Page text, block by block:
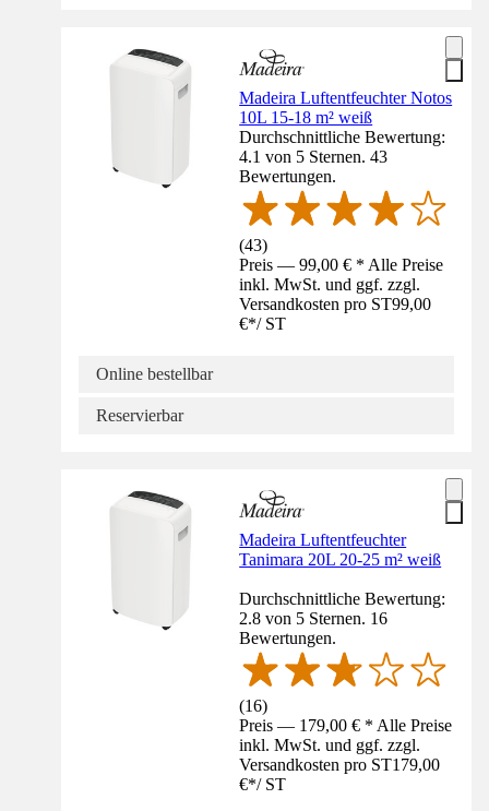
Madeira Luftentfeuchter Notos
10L 15-18 m² weiß
Durchschnittliche Bewertung:
4.1 von 5 Sternen. 43
Bewertungen.
(43)
Preis — 99,00 € * Alle Preise
inkl. MwSt. und ggf. zzgl.
Versandkosten pro ST99,00
€*/ ST
Online bestellbar
Reservierbar
Madeira Luftentfeuchter
Tanimara 20L 20-25 m² weiß
Durchschnittliche Bewertung:
2.8 von 5 Sternen. 16
Bewertungen.
(16)
Preis — 179,00 € * Alle Preise
inkl. MwSt. und ggf. zzgl.
Versandkosten pro ST179,00
€*/ ST